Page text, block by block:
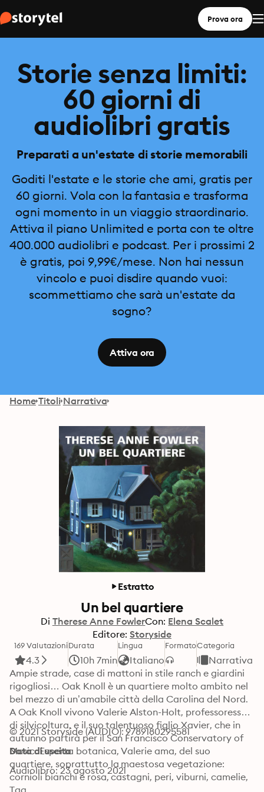
Prova ora
Storie senza limiti:
60 giorni di
audiolibri gratis
Preparati a un'estate di storie memorabili
Goditi l'estate e le storie che ami, gratis per
60 giorni. Vola con la fantasia e trasforma
ogni momento in un viaggio straordinario.
Attiva il piano Unlimited e porta con te oltre
400.000 audiolibri e podcast. Per i prossimi 2
è gratis, poi 9,99€/mese. Non hai nessun
vincolo e puoi disdire quando vuoi:
scommettiamo che sarà un'estate da
sogno?
Attiva ora
Home Titoli Narrativa
Estratto
Un bel quartiere
Di Therese Anne FowlerCon: Elena Scalet
Editore: Storyside
169 Valutazioni
4.3
Durata
10h 7min
Lingua
Italiano
FormatoCategoria
Narrativa
Ampie strade, case di mattoni in stile ranch e giardini
rigogliosi… Oak Knoll è un quartiere molto ambito nel
bel mezzo di un’amabile città della Carolina del Nord.
A Oak Knoll vivono Valerie Alston-Holt, professoressa
di silvicoltura, e il suo talentuoso figlio Xavier, che in
autunno partirà per il San Francisco Conservatory of
Music. Esperta botanica, Valerie ama, del suo
quartiere, soprattutto la maestosa vegetazione:
cornioli bianchi e rosa, castagni, peri, viburni, camelie,
ciliegi, cachi, cespugli di biancospino e agrifoglio. E,
© 2021 Storyside (AUDIO): 9789180295581
Data di uscita
Audiolibro: 23 agosto 2021
Tag